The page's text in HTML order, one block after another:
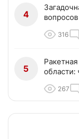
4
вопросов
316
5
области:
267